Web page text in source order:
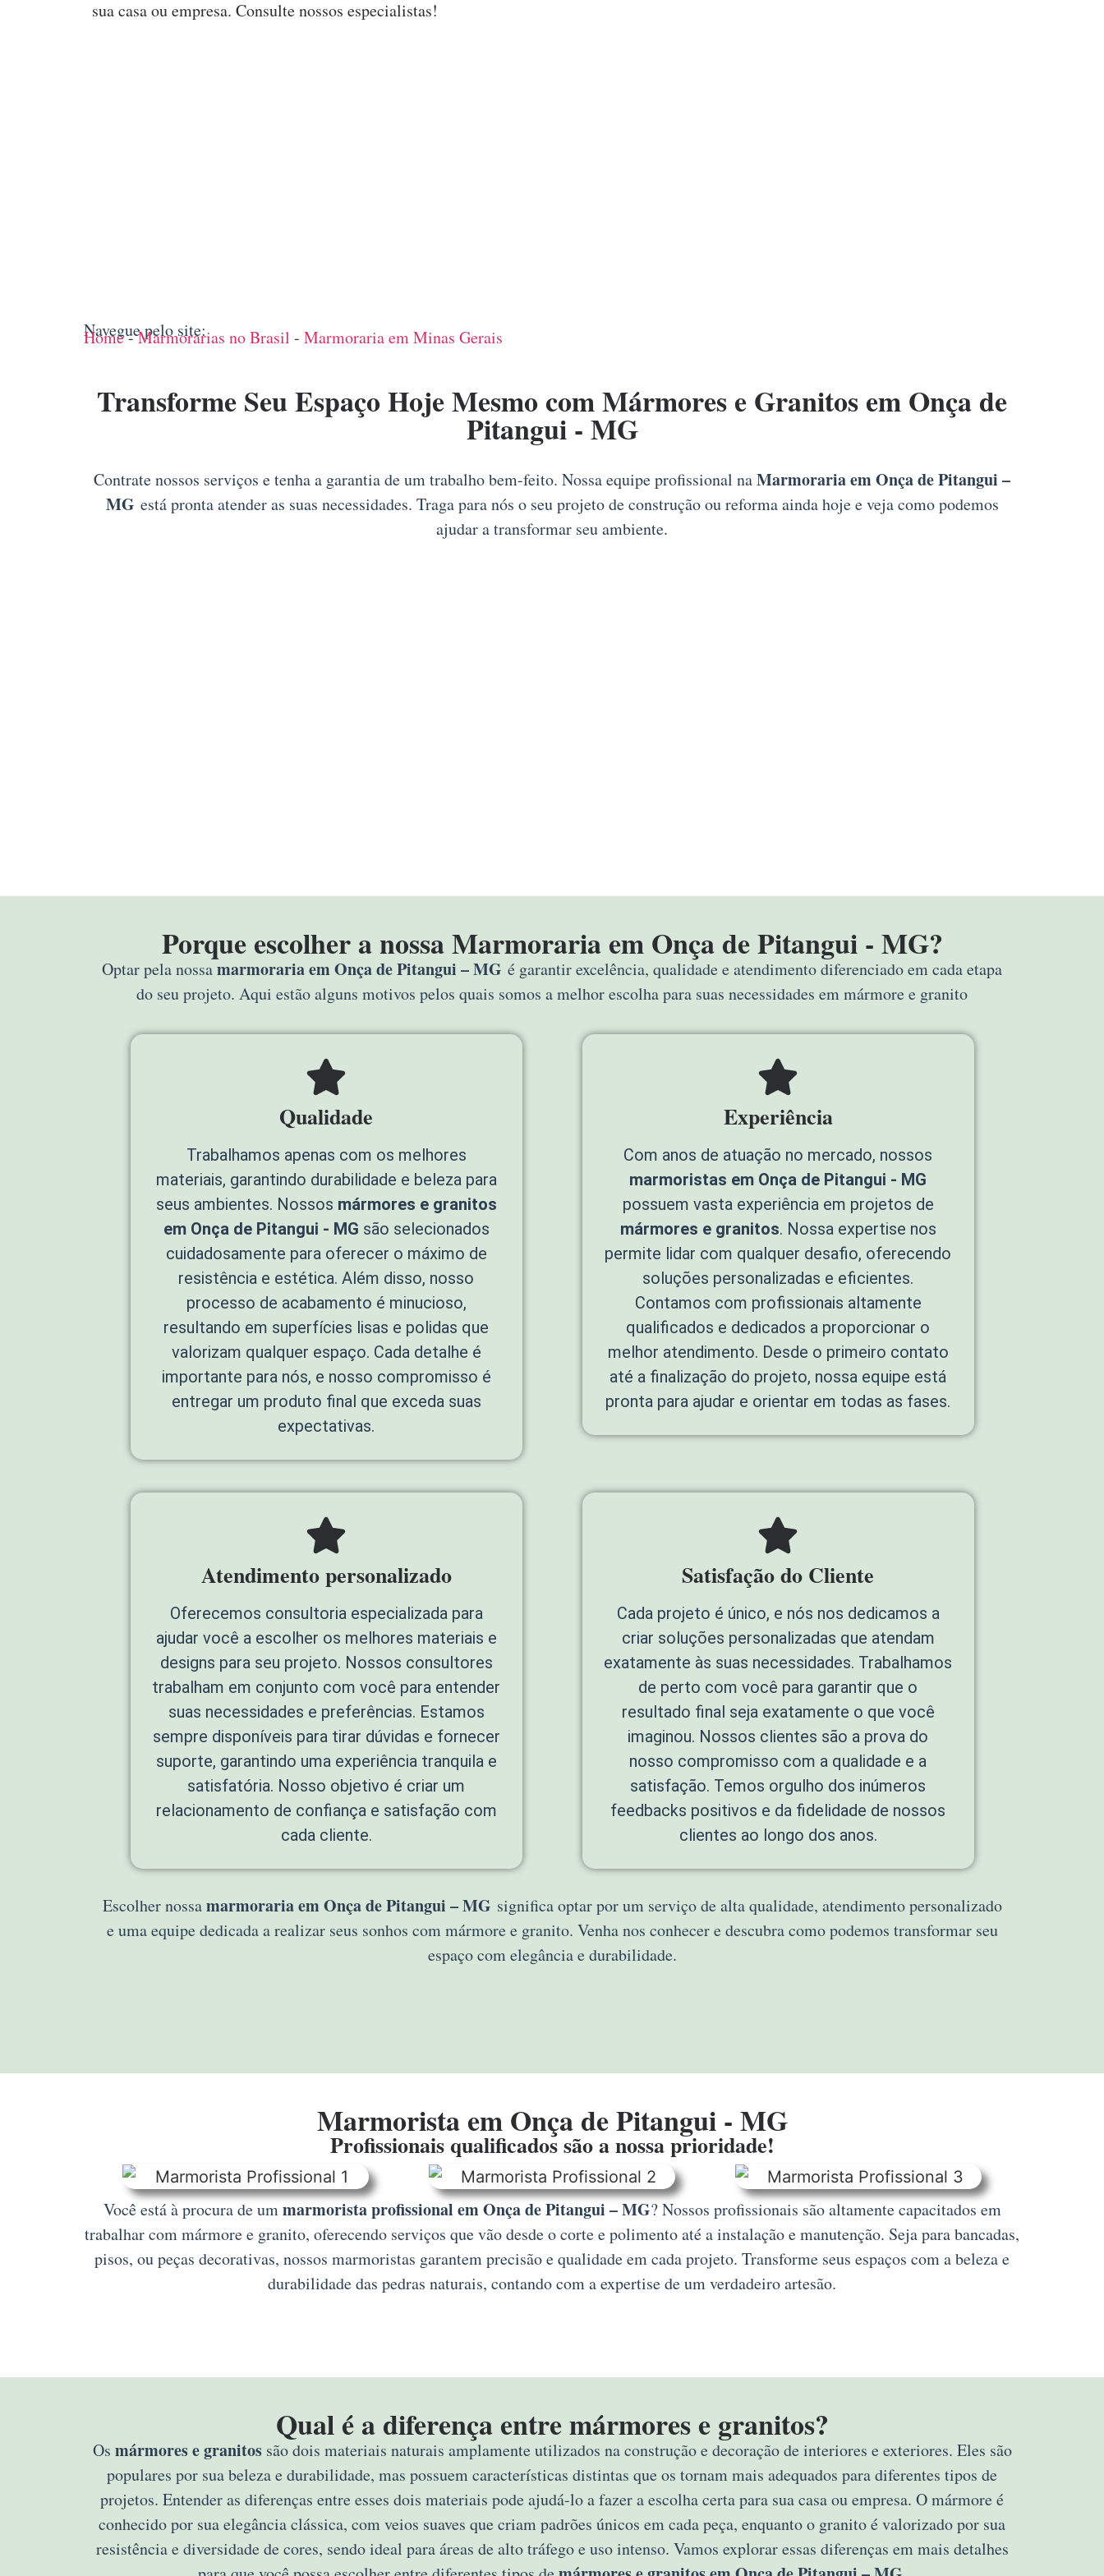
sua casa ou empresa. Consulte nossos especialistas!
Navegue pelo site:
Home-Marmorarias no Brasil - Marmoraria em Minas Gerais
Transforme Seu Espaço Hoje Mesmo com Mármores e Granitos em Onça de
Pitangui - MG
Contrate nossos serviços e tenha a garantia de um trabalho bem-feito. Nossa equipe profissional naMarmoraria em Onça de Pitangui –
MG está pronta atender as suas necessidades. Traga para nós o seu projeto de construção ou reforma ainda hoje e veja como podemos
ajudar a transformar seu ambiente.
Porque escolher a nossa Marmoraria em Onça de Pitangui - MG?
Optar pela nossamarmoraria em Onça de Pitangui – MG é garantir excelência, qualidade e atendimento diferenciado em cada etapa
do seu projeto. Aqui estão alguns motivos pelos quais somos a melhor escolha para suas necessidades em mármore e granito
Qualidade
Trabalhamos apenas com os melhores
materiais, garantindo durabilidade e beleza para
seus ambientes. Nossos mármores e granitos
em Onça de Pitangui - MG são selecionados
cuidadosamente para oferecer o máximo de
resistência e estética. Além disso, nosso
processo de acabamento é minucioso,
resultando em superfícies lisas e polidas que
valorizam qualquer espaço. Cada detalhe é
importante para nós, e nosso compromisso é
entregar um produto final que exceda suas
expectativas.
Experiência
Com anos de atuação no mercado, nossos
marmoristas em Onça de Pitangui - MG
possuem vasta experiência em projetos de
mármores e granitos. Nossa expertise nos
permite lidar com qualquer desafio, oferecendo
soluções personalizadas e eficientes.
Contamos com profissionais altamente
qualificados e dedicados a proporcionar o
melhor atendimento. Desde o primeiro contato
até a finalização do projeto, nossa equipe está
pronta para ajudar e orientar em todas as fases.
Atendimento personalizado
Oferecemos consultoria especializada para
ajudar você a escolher os melhores materiais e
designs para seu projeto. Nossos consultores
trabalham em conjunto com você para entender
suas necessidades e preferências. Estamos
sempre disponíveis para tirar dúvidas e fornecer
suporte, garantindo uma experiência tranquila e
satisfatória. Nosso objetivo é criar um
relacionamento de confiança e satisfação com
cada cliente.
Satisfação do Cliente
Cada projeto é único, e nós nos dedicamos a
criar soluções personalizadas que atendam
exatamente às suas necessidades. Trabalhamos
de perto com você para garantir que o
resultado final seja exatamente o que você
imaginou. Nossos clientes são a prova do
nosso compromisso com a qualidade e a
satisfação. Temos orgulho dos inúmeros
feedbacks positivos e da fidelidade de nossos
clientes ao longo dos anos.
Escolher nossamarmoraria em Onça de Pitangui – MG significa optar por um serviço de alta qualidade, atendimento personalizado
e uma equipe dedicada a realizar seus sonhos com mármore e granito. Venha nos conhecer e descubra como podemos transformar seu
espaço com elegância e durabilidade.
Marmorista em Onça de Pitangui - MG
Profissionais qualificados são a nossa prioridade!
Você está à procura de ummarmorista profissional em Onça de Pitangui – MG? Nossos profissionais são altamente capacitados em
trabalhar com mármore e granito, oferecendo serviços que vão desde o corte e polimento até a instalação e manutenção. Seja para bancadas,
pisos, ou peças decorativas, nossos marmoristas garantem precisão e qualidade em cada projeto. Transforme seus espaços com a beleza e
durabilidade das pedras naturais, contando com a expertise de um verdadeiro artesão.
Qual é a diferença entre mármores e granitos?
Os mármores e granitossão dois materiais naturais amplamente utilizados na construção e decoração de interiores e exteriores. Eles são
populares por sua beleza e durabilidade, mas possuem características distintas que os tornam mais adequados para diferentes tipos de
projetos. Entender as diferenças entre esses dois materiais pode ajudá-lo a fazer a escolha certa para sua casa ou empresa. O mármore é
conhecido por sua elegância clássica, com veios suaves que criam padrões únicos em cada peça, enquanto o granito é valorizado por sua
resistência e diversidade de cores, sendo ideal para áreas de alto tráfego e uso intenso. Vamos explorar essas diferenças em mais detalhes